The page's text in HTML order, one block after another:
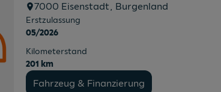
7000 Eisenstadt, Burgenland
Erstzulassung
05/2026
Kilometerstand
201 km
Fahrzeug & Finanzierung